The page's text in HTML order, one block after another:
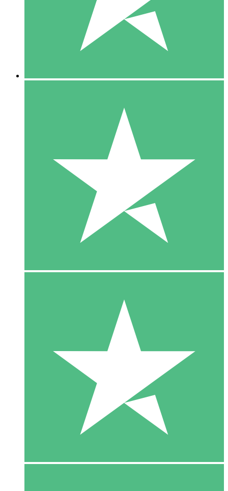
10 00
10 Downloads
20 00